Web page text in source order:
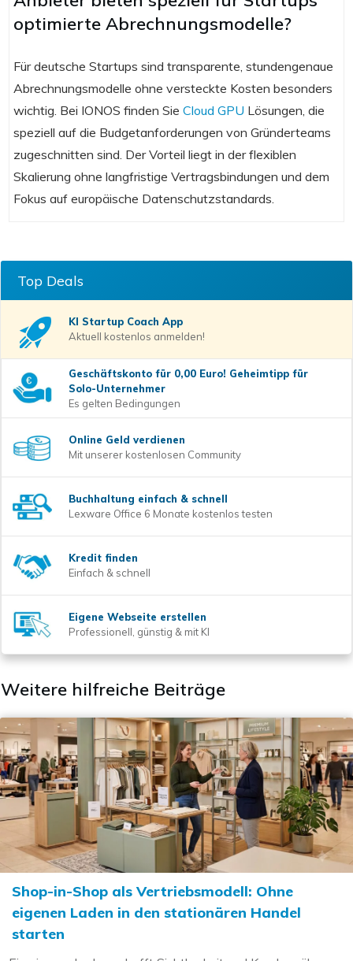
optimierte Abrechnungsmodelle?
Für deutsche Startups sind transparente, stundengenaue
Abrechnungsmodelle ohne versteckte Kosten besonders
wichtig. Bei IONOS finden Sie Cloud GPU Lösungen, die
speziell auf die Budgetanforderungen von Gründerteams
zugeschnitten sind. Der Vorteil liegt in der flexiblen
Skalierung ohne langfristige Vertragsbindungen und dem
Fokus auf europäische Datenschutzstandards.
Top Deals
KI Startup Coach App
Aktuell kostenlos anmelden!
Geschäftskonto für 0,00 Euro! Geheimtipp für
Solo-Unternehmer
Es gelten Bedingungen
Online Geld verdienen
Mit unserer kostenlosen Community
Buchhaltung einfach & schnell
Lexware Office 6 Monate kostenlos testen
Kredit finden
Einfach & schnell
Eigene Webseite erstellen
Professionell, günstig & mit KI
Weitere hilfreiche Beiträge
Shop-in-Shop als Vertriebsmodell: Ohne
eigenen Laden in den stationären Handel
starten